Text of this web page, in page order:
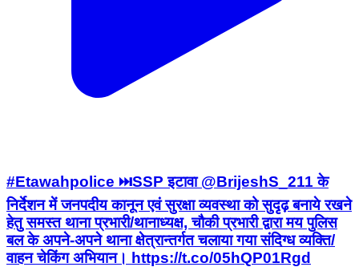
#Etawahpolice ⏭️SSP इटावा @BrijeshS_211 के
निर्देशन में जनपदीय कानून एवं सुरक्षा व्यवस्था को सुदृढ़ बनाये रखने
हेतु समस्त थाना प्रभारी/थानाध्यक्ष, चौकी प्रभारी द्वारा मय पुलिस
बल के अपने-अपने थाना क्षेत्रान्तर्गत चलाया गया संदिग्ध व्यक्ति/
वाहन चेकिंग अभियान। https://t.co/05hQP01Rgd